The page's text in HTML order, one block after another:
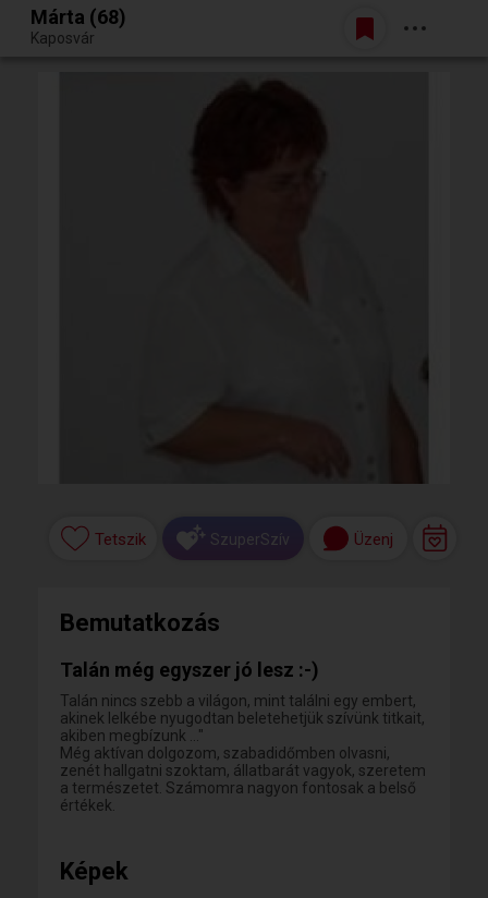
Egy jó randiból bármi lehet.
Belépés
Márta (68)
Kaposvár
Tetszik SzuperSzív Üzenj
Bemutatkozás
Talán még egyszer jó lesz :-)
Talán nincs szebb a világon, mint találni egy embert,
akinek lelkébe nyugodtan beletehetjük szívünk titkait,
akiben megbízunk ..."
Még aktívan dolgozom, szabadidőmben olvasni,
zenét hallgatni szoktam, állatbarát vagyok, szeretem
a természetet. Számomra nagyon fontosak a belső
értékek.
Képek